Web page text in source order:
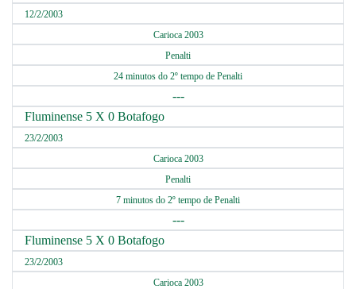
12/2/2003
Carioca 2003
Penalti
24 minutos do 2º tempo de Penalti
---
Fluminense 5 X 0 Botafogo
23/2/2003
Carioca 2003
Penalti
7 minutos do 2º tempo de Penalti
---
Fluminense 5 X 0 Botafogo
23/2/2003
Carioca 2003